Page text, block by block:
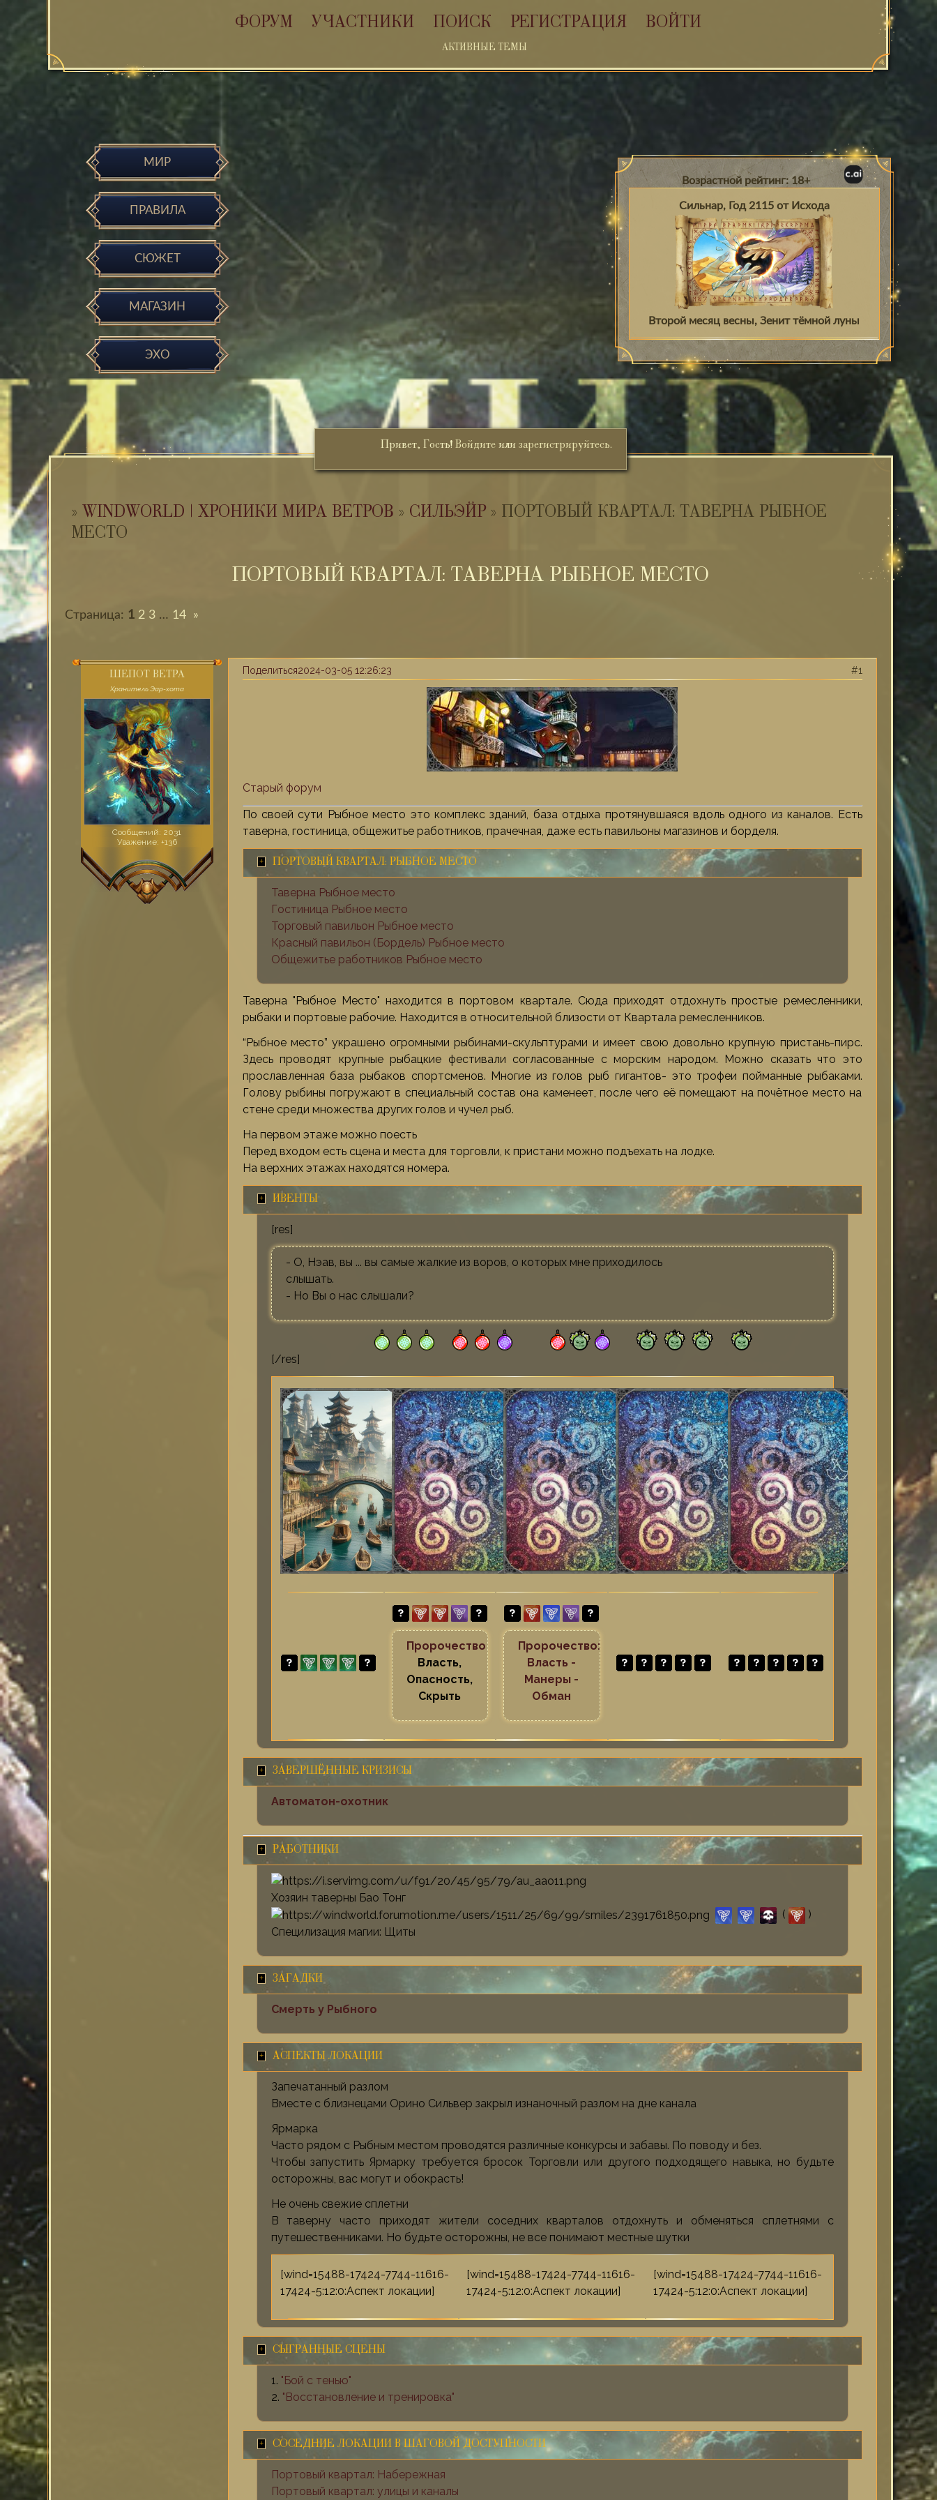
ФОРУМ УЧАСТНИКИ ПОИСК РЕГИСТРАЦИЯ ВОЙТИ
АКТИВНЫЕ ТЕМЫ
МИР
ПРАВИЛА
СЮЖЕТ
МАГАЗИН
ЭХО
Возрастной рейтинг: 18+
Сильнар, Год 2115 от Исхода
Второй месяц весны, Зенит тёмной луны
Привет, Гость! Войдите или зарегистрируйтесь.
» WINDWORLD | ХРОНИКИ МИРА ВЕТРОВ » СИЛЬЭЙР » ПОРТОВЫЙ КВАРТАЛ: ТАВЕРНА РЫБНОЕ
МЕСТО
ПОРТОВЫЙ КВАРТАЛ: ТАВЕРНА РЫБНОЕ МЕСТО
Страница: 1 2 3 … 14 »
Поделиться 1
2024-03-05 12:26:23
ШЕПОТ ВЕТРА
Хранитель Эар-хота
Сообщений: 2031
Уважение: +136
Старый форум
По своей сути Рыбное место это комплекс зданий, база отдыха протянувшаяся вдоль одного из каналов. Есть
таверна, гостиница, общежитье работников, прачечная, даже есть павильоны магазинов и борделя.
ПОРТОВЫЙ КВАРТАЛ: РЫБНОЕ МЕСТО
Таверна Рыбное место
Гостиница Рыбное место
Торговый павильон Рыбное место
Красный павильон (Бордель) Рыбное место
Общежитье работников Рыбное место
Таверна "Рыбное Место" находится в портовом квартале. Сюда приходят отдохнуть простые ремесленники,
рыбаки и портовые рабочие. Находится в относительной близости от Квартала ремесленников.
“Рыбное место” украшено огромными рыбинами-скульптурами и имеет свою довольно крупную пристань-пирс.
Здесь проводят крупные рыбацкие фестивали согласованные с морским народом. Можно сказать что это
прославленная база рыбаков спортсменов. Многие из голов рыб гигантов- это трофеи пойманные рыбаками.
Голову рыбины погружают в специальный состав она каменеет, после чего её помещают на почётное место на
стене среди множества других голов и чучел рыб.
На первом этаже можно поесть
Перед входом есть сцена и места для торговли, к пристани можно подъехать на лодке.
На верхних этажах находятся номера.
ИВЕНТЫ
[res]
- О, Нэав, вы ... вы самые жалкие из воров, о которых мне приходилось
слышать.
- Но Вы о нас слышали?
[/res]
Пророчество
Власть,
Опасность,
Скрыть
Пророчество:
Власть -
Манеры -
Обман
ЗАВЕРШЁННЫЕ КРИЗИСЫ
Автоматон-охотник
РАБОТНИКИ
Хозяин таверны Бао Тонг
(
)
Специлизация магии: Щиты
ЗАГАДКИ
Смерть у Рыбного
АСПЕКТЫ ЛОКАЦИИ
Запечатанный разлом
Вместе с близнецами Орино Сильвер закрыл изнаночный разлом на дне канала
Ярмарка
Часто рядом с Рыбным местом проводятся различные конкурсы и забавы. По поводу и без.
Чтобы запустить Ярмарку требуется бросок Торговли или другого подходящего навыка, но будьте
осторожны, вас могут и обокрасть!
Не очень свежие сплетни
В таверну часто приходят жители соседних кварталов отдохнуть и обменяться сплетнями с
путешественниками. Но будьте осторожны, не все понимают местные шутки
[wind=15488-17424-7744-11616-
17424-5:12:0:Аспект локации]
[wind=15488-17424-7744-11616-
17424-5:12:0:Аспект локации]
[wind=15488-17424-7744-11616-
17424-5:12:0:Аспект локации]
СЫГРАННЫЕ СЦЕНЫ
1. "Бой с тенью"
2. "Восстановление и тренировка"
СОСЕДНИЕ ЛОКАЦИИ В ШАГОВОЙ ДОСТУПНОСТИ
Портовый квартал: Набережная
Портовый квартал: улицы и каналы